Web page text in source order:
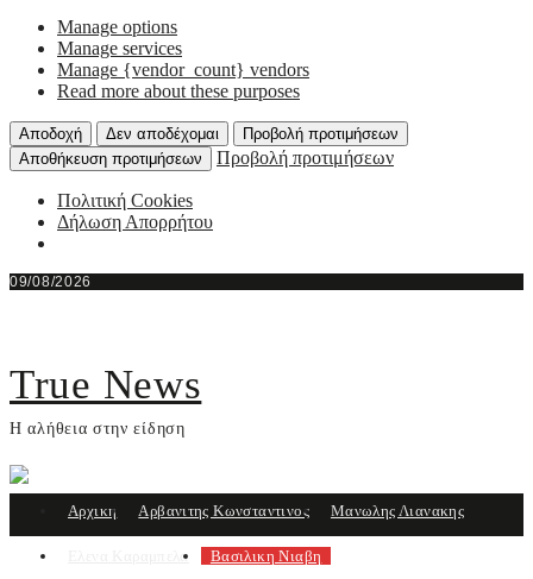
Manage options
Manage services
Manage {vendor_count} vendors
Read more about these purposes
Αποδοχή Δεν αποδέχομαι
Προβολή προτιμήσεων
Αποθήκευση προτιμήσεων
Προβολή προτιμήσεων
Πολιτική Cookies
Δήλωση Απορρήτου
Skip
09/08/2026
True News
Η αλήθεια στην είδηση
Αρχικη Αρβανιτης Κωνσταντινος Μανωλης Λιανακης
Ελενα Καραμπελα Βασιλικη Νιαβη